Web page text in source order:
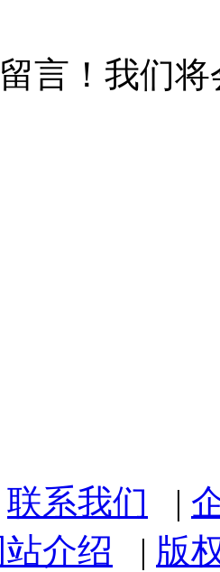
言！我们
联系我们 |
站介绍 | 版